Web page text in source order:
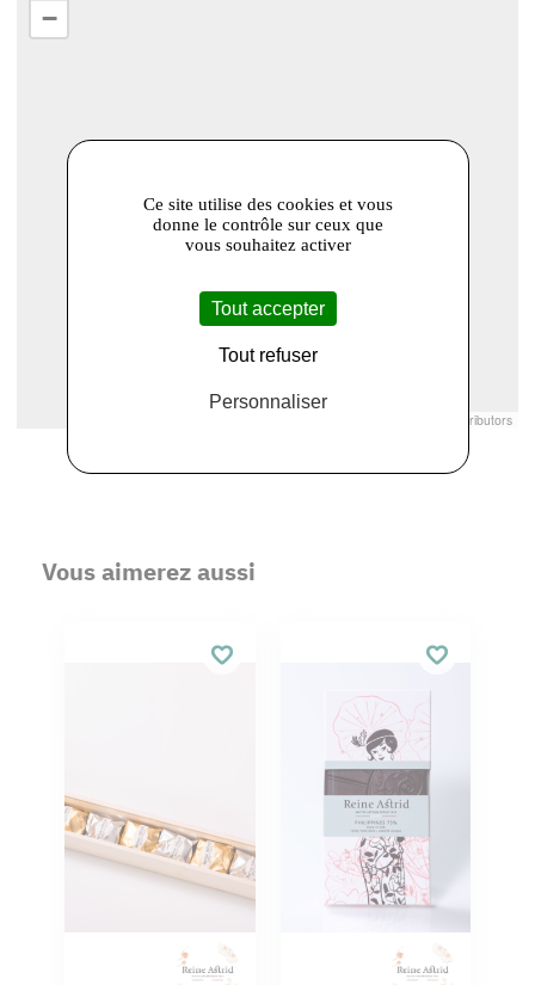
−
contributors
Vous aimerez aussi
Ce site utilise des cookies et vous
donne le contrôle sur ceux que
vous souhaitez activer
Tout accepter
Tout refuser
Personnaliser